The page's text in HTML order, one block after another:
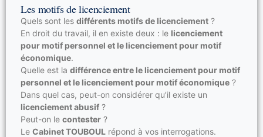
Les motifs de licenciement
Quels sont les différents motifs de licenciement ?
En droit du travail, il en existe deux : le licenciement
pour motif personnel et le licenciement pour motif
économique.
Quelle est la différence entre le licenciement pour motif
personnel et le licenciement pour motif économique ?
Dans quel cas, peut-on considérer qu’il existe un
licenciement abusif ?
Peut-on le contester ?
Le Cabinet TOUBOUL répond à vos interrogations.